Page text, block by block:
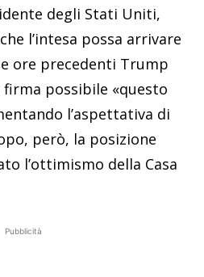
degli Stati Uniti,
l’intesa possa arrivare
ore precedenti Trump
possibile «questo
l’aspettativa di
però, la posizione
l’ottimismo della Casa
Pubblicità